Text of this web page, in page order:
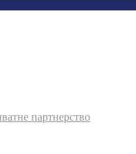
партнерство